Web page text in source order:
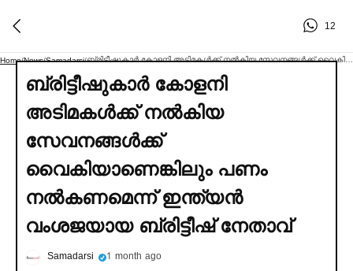
12
Home/News/Samadarsi/
ബ്രിട്ടീഷുകാര്‍ കോളനി
അടിമകള്‍ക്ക് നല്‍കിയ
സേവനങ്ങള്‍ക്ക്
വൈകിയാണെങ്കിലും പണം
നല്‍കണമെന്ന് ഇന്ത്യൻ
വംശജയായ ബ്രിട്ടീഷ് നേതാവ്
Samadarsi 1 month ago